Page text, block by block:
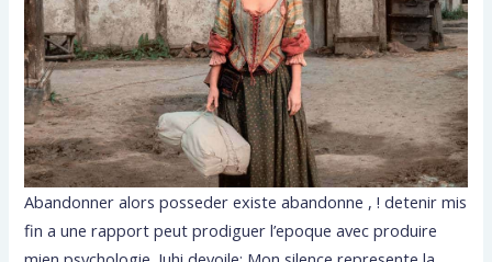
Abandonner alors posseder existe abandonne , ! detenir mis
fin a une rapport peut prodiguer l’epoque avec produire